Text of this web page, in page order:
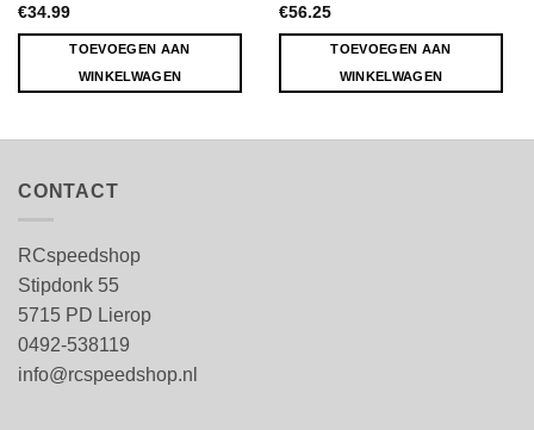
€34.99
TOEVOEGEN AAN
WINKELWAGEN
€56.25
TOEVOEGEN AAN
WINKELWAGEN
CONTACT
RCspeedshop
Stipdonk 55
5715 PD Lierop
0492-538119
info@rcspeedshop.nl